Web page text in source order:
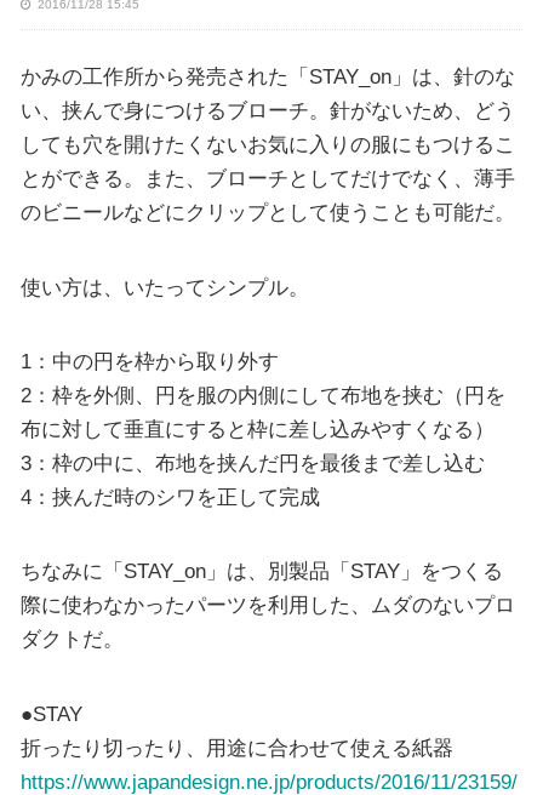
2016/11/28 15:45
かみの工作所から発売された「STAY_on」は、針のな
い、挟んで身につけるブローチ。針がないため、どう
しても穴を開けたくないお気に入りの服にもつけるこ
とができる。また、ブローチとしてだけでなく、薄手
のビニールなどにクリップとして使うことも可能だ。
使い方は、いたってシンプル。
1：中の円を枠から取り外す
2：枠を外側、円を服の内側にして布地を挟む（円を
布に対して垂直にすると枠に差し込みやすくなる）
3：枠の中に、布地を挟んだ円を最後まで差し込む
4：挟んだ時のシワを正して完成
ちなみに「STAY_on」は、別製品「STAY」をつくる
際に使わなかったパーツを利用した、ムダのないプロ
ダクトだ。
●STAY
折ったり切ったり、用途に合わせて使える紙器
https://www.japandesign.ne.jp/products/2016/11/23159/